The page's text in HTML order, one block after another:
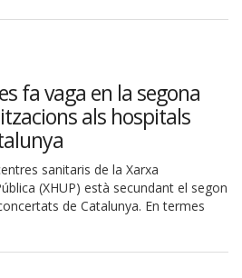
fa vaga en la segona
als hospitals
sanitaris de la Xarxa
(XHUP) està secundant el segon
de Catalunya. En termes